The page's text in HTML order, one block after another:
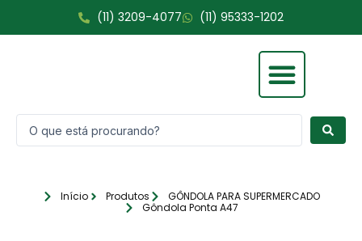
para
(11) 3209-4077 (11) 95333-1202
Início Produtos
GÔNDOLA PARA SUPERMERCADO
Gôndola Ponta A47